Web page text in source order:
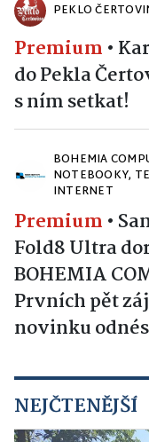
PEKLO
Premium •
do Pekla
s ním setkat!
BOHEMIA
NOTEBOOKY,
INTERNET
Premium •
Fold8 Ultra
BOHEMIA
Prvních pět
novinku
NEJČTENĚJŠÍ